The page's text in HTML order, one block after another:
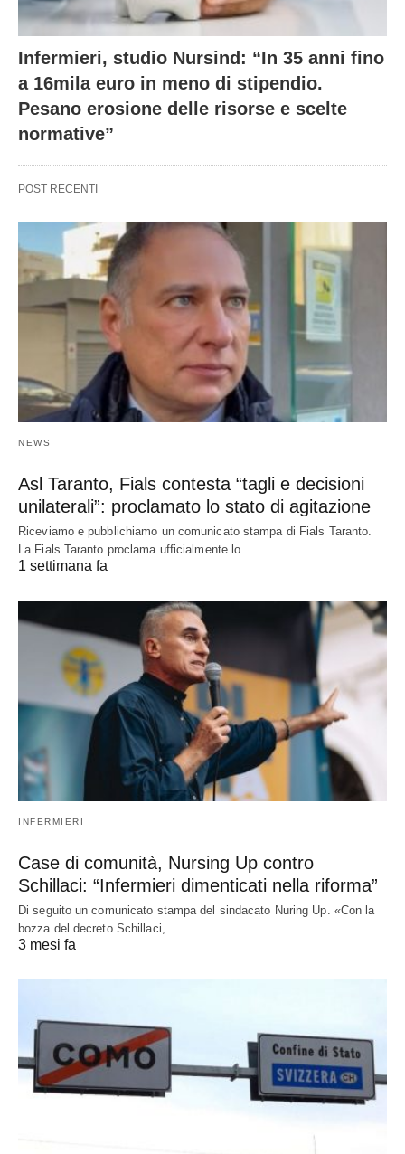
Infermieri, studio Nursind: “In 35 anni fino
a 16mila euro in meno di stipendio.
Pesano erosione delle risorse e scelte
normative”
POST RECENTI
NEWS
Asl Taranto, Fials contesta “tagli e decisioni
unilaterali”: proclamato lo stato di agitazione
Riceviamo e pubblichiamo un comunicato stampa di Fials Taranto.
La Fials Taranto proclama ufficialmente lo…
1 settimana fa
INFERMIERI
Case di comunità, Nursing Up contro
Schillaci: “Infermieri dimenticati nella riforma”
Di seguito un comunicato stampa del sindacato Nuring Up. «Con la
bozza del decreto Schillaci,…
3 mesi fa